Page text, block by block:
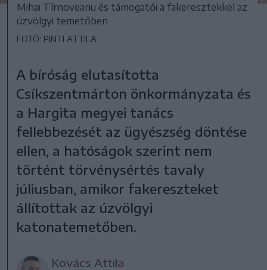
Mihai Tîrnoveanu és támogatói a fakeresztekkel az
úzvölgyi temetőben
FOTÓ: PINTI ATTILA
A bíróság elutasította
Csíkszentmárton önkormányzata és
a Hargita megyei tanács
fellebbezését az ügyészség döntése
ellen, a hatóságok szerint nem
történt törvénysértés tavaly
júliusban, amikor fakereszteket
állítottak az úzvölgyi
katonatemetőben.
Kovács Attila